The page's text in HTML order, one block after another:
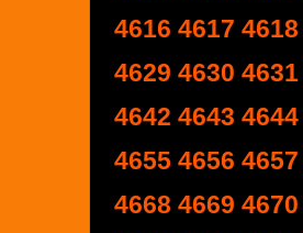
4616 4617 4618
4629 4630 4631
4642 4643 4644
4655 4656 4657
4668 4669 4670